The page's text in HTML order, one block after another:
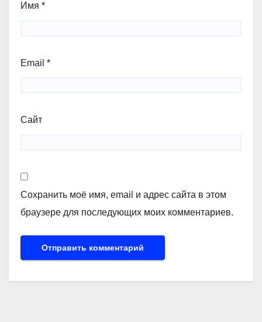
Имя *
Email *
Сайт
Сохранить моё имя, email и адрес сайта в этом
браузере для последующих моих комментариев.